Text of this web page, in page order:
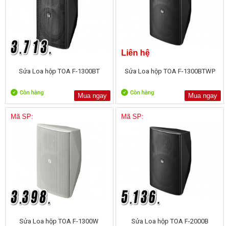
Sửa Loa hộp TOA F-1300BT
Mua ngay
Liên hệ
Sửa Loa hộp TOA F-1300BTWP
Mua ngay
Mã SP:
Sửa Loa hộp TOA F-1300W
Mã SP:
Sửa Loa hộp TOA F-2000B